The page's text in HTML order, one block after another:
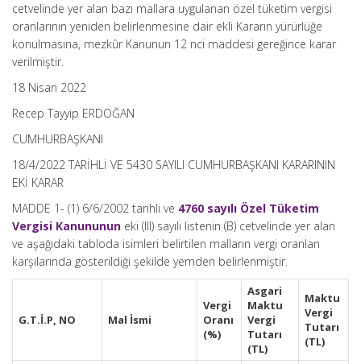
cetvelinde yer alan bazı mallara uygulanan özel tüketim vergisi
oranlarının yeniden belirlenmesine dair ekli Kararın yürürlüğe
konulmasına, mezkûr Kanunun 12 nci maddesi gereğince karar
verilmiştir.
18 Nisan 2022
Recep Tayyip ERDOĞAN
CUMHURBAŞKANI
18/4/2022 TARİHLİ VE 5430 SAYILI CUMHURBAŞKANI KARARININ
EKİ KARAR
MADDE 1- (1) 6/6/2002 tarihli ve 4760 sayılı Özel Tüketim
Vergisi Kanununun eki (III) sayılı listenin (B) cetvelinde yer alan
ve aşağıdaki tabloda isimleri belirtilen malların vergi oranlan
karşılarında gösterildiği şekilde yemden belirlenmiştir.
G.T.İ.P, NO Mal İsmi
Vergi
Oranı
(%)
Asgari
Maktu
Vergi
Tutarı
(TL)
Maktu
Vergi
Tutarı
(TL)